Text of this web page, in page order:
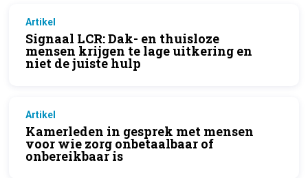
Artikel
Signaal LCR: Dak- en thuisloze
mensen krijgen te lage uitkering en
niet de juiste hulp
Artikel
Kamerleden in gesprek met mensen
voor wie zorg onbetaalbaar of
onbereikbaar is